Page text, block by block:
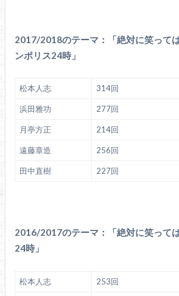
2017/2018のテーマ：「絶対に笑って
ンポリス24時」
松本人志 314回
浜田雅功 277回
月亭方正 214回
遠藤章造 256回
田中直樹 227回
2016/2017のテーマ：「絶対に笑って
24時」
松本人志 253回